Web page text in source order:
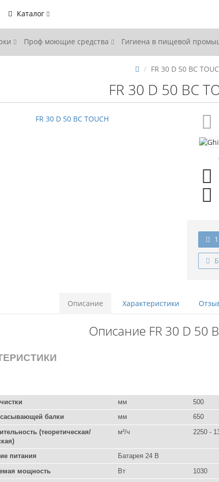
Каталог
Проф моющие средства Гигиена в пищевой
FR 30 D 50 BC
FR 30 D 50 BC
Описание Характеристики
Описание FR 30 D 50
мм
500
балки
мм
650
(теоретическая/
м²/ч 2250 -
питания
Батарея 24 В
мощность
Вт
1030